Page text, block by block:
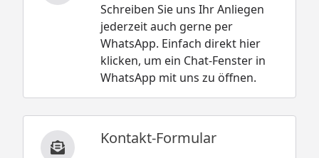
Schreiben Sie uns Ihr Anliegen
jederzeit auch gerne per
WhatsApp. Einfach direkt hier
klicken, um ein Chat-Fenster in
WhatsApp mit uns zu öffnen.
Kontakt-Formular